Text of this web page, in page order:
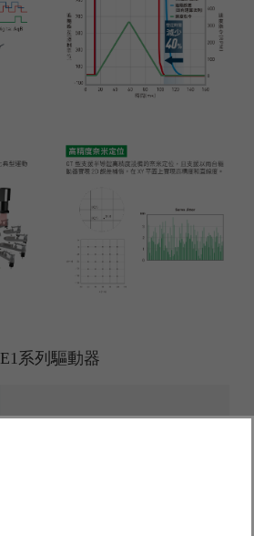
E1系列驅動器